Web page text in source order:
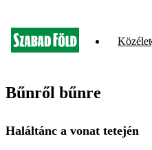
Közélet
Bűnről bűnre
Haláltánc a vonat tetején